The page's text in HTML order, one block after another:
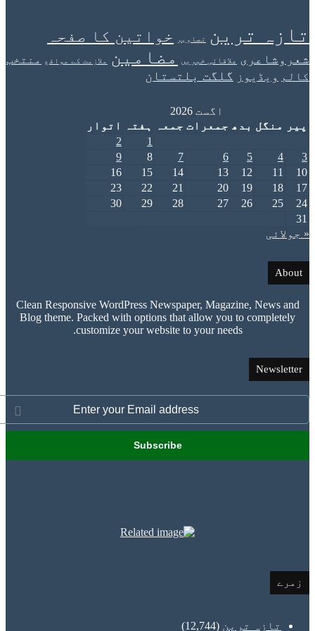
ترین تصاویر خواتین کا صفحہ
علاقائی خبریں مضامین ملازمت کے مواقع منتخب
گلگت بلتستان
بدھ جمعرات جمعہ ہفتہ اتوار
12
14
15
16
19
21
22
23
26
28
29
30
Clean Responsive WordPress Newspaper, Magazine,
Blog theme. Packed with options that allow you to
customize your website to your needs.
ترین